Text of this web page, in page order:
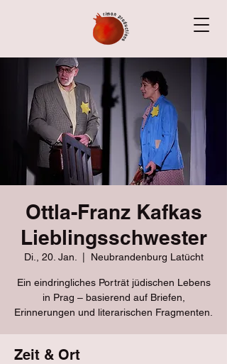
Ottla-Franz Kafkas
Lieblingsschwester
Di., 20. Jan. Neubrandenburg Latücht
Ein eindringliches Porträt jüdischen Lebens
in Prag – basierend auf Briefen,
Erinnerungen und literarischen Fragmenten.
Zeit & Ort